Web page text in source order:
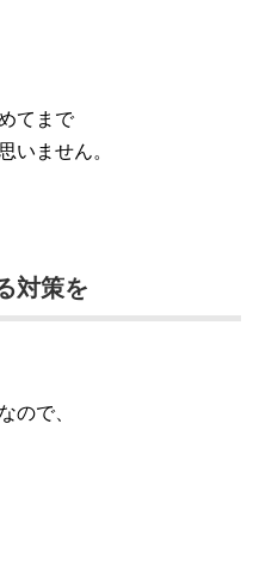
てまで
いません。
対策を
ので、